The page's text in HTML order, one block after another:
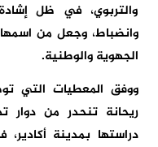
والتربوي، في ظل
وانضباط، وجعل من اسمها
الجهوية والوطنية.
ووفق المعطيات التي
ريحانة تنحدر من دوار
دراستها بمدينة